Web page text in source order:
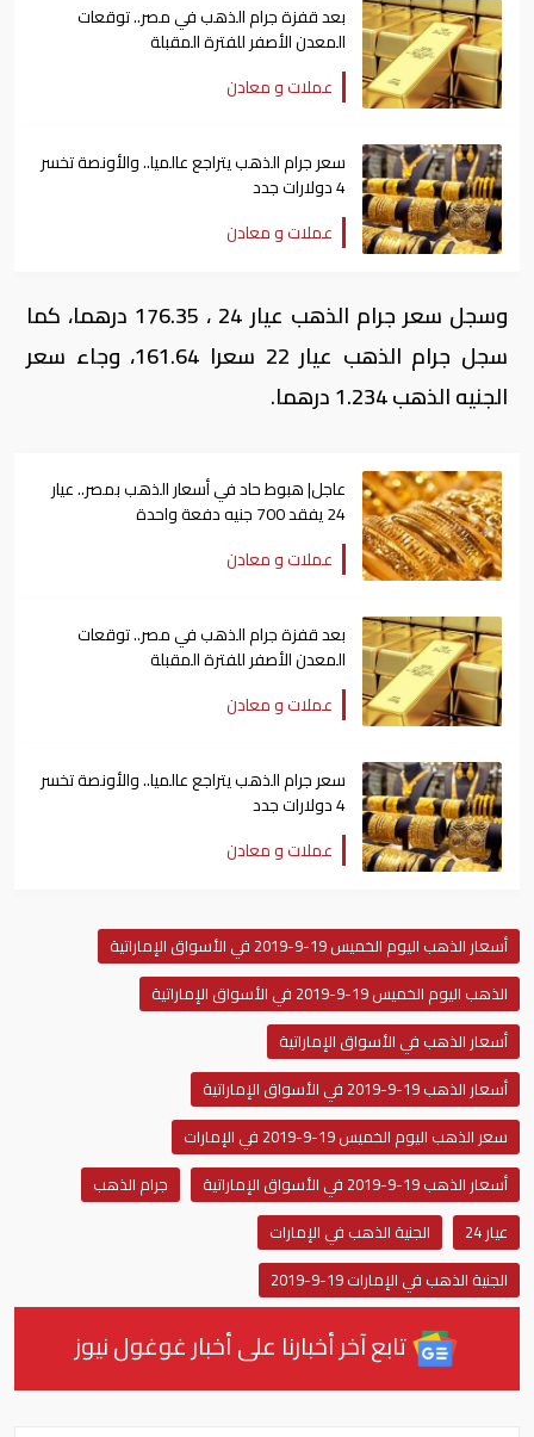
بعد قفزة جرام الذهب في مصر.. توقعات
المعدن الأصفر للفترة المقبلة
عملات و معادن
سعر جرام الذهب يتراجع عالميا.. والأونصة تخسر
4 دولارات جدد
عملات و معادن
وسجل سعر جرام الذهب عيار 24 ، 176.35 درهما، كما
سجل جرام الذهب عيار 22 سعرا 161.64، وجاء سعر
الجنيه الذهب 1.234 درهما.
عاجل| هبوط حاد في أسعار الذهب بمصر.. عيار
24 يفقد 700 جنيه دفعة واحدة
عملات و معادن
بعد قفزة جرام الذهب في مصر.. توقعات
المعدن الأصفر للفترة المقبلة
عملات و معادن
سعر جرام الذهب يتراجع عالميا.. والأونصة تخسر
4 دولارات جدد
عملات و معادن
أسعار الذهب اليوم الخميس 19-9-2019 في الأسواق الإماراتية
الذهب اليوم الخميس 19-9-2019 في الأسواق الإماراتية
أسعار الذهب في الأسواق الإماراتية
أسعار الذهب 19-9-2019 في الأسواق الإماراتية
سعر الذهب اليوم الخميس 19-9-2019 في الإمارات
أسعار الذهب 19-9-2019 في الأسواق الإماراتية
جرام الذهب
عيار 24
الجنية الذهب في الإمارات
الجنية الذهب في الإمارات 19-9-2019
تابع آخر أخبارنا على أخبار غوغول نيوز